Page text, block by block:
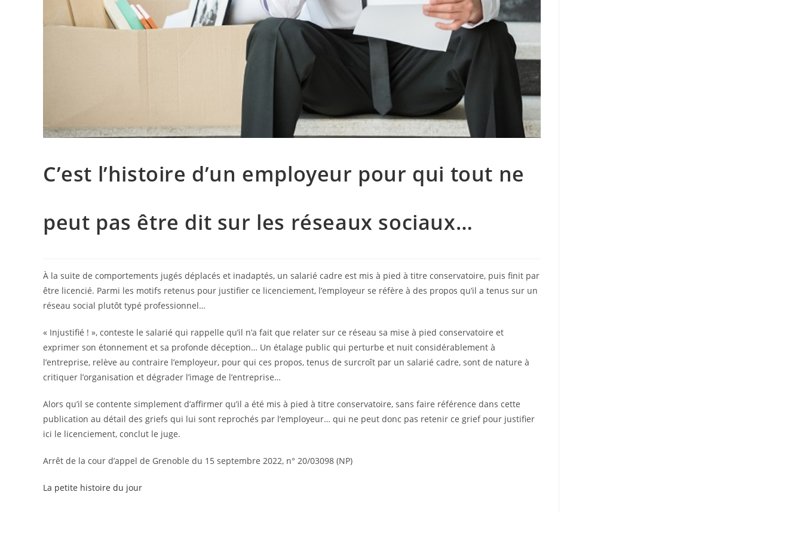
C’est l’histoire d’un employeur pour qui tout ne
peut pas être dit sur les réseaux sociaux…
À la suite de comportements jugés déplacés et inadaptés, un salarié cadre est mis à pied à titre conservatoire, puis finit par
être licencié. Parmi les motifs retenus pour justifier ce licenciement, l’employeur se réfère à des propos qu’il a tenus sur un
réseau social plutôt typé professionnel…
« Injustifié ! », conteste le salarié qui rappelle qu’il n’a fait que relater sur ce réseau sa mise à pied conservatoire et
exprimer son étonnement et sa profonde déception… Un étalage public qui perturbe et nuit considérablement à
l’entreprise, relève au contraire l’employeur, pour qui ces propos, tenus de surcroît par un salarié cadre, sont de nature à
critiquer l’organisation et dégrader l’image de l’entreprise…
Alors qu’il se contente simplement d’affirmer qu’il a été mis à pied à titre conservatoire, sans faire référence dans cette
publication au détail des griefs qui lui sont reprochés par l’employeur… qui ne peut donc pas retenir ce grief pour justifier
ici le licenciement, conclut le juge.
Arrêt de la cour d’appel de Grenoble du 15 septembre 2022, n° 20/03098 (NP)
La petite histoire du jour